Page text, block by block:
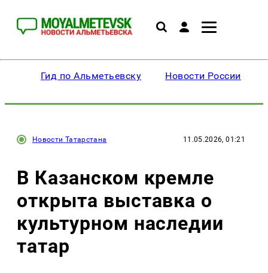
Гид по Альметьевску Новости России
Новости Татарстана 11.05.2026, 01:21
В Казанском кремле
открыта выставка о
культурном наследии
татар